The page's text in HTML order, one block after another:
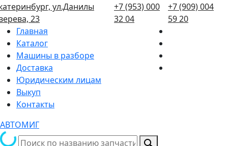
ул.Данилы
23
+7 (953) 000
32 04
+7 (909) 004
59 20
Главная
Каталог
Машины в разборе
Доставка
Юридическим лицам
Выкуп
Контакты
АВТОМИГ